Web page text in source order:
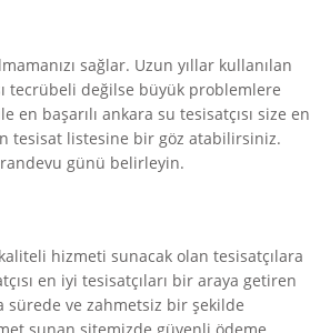
sağlar. Uzun yıllar kullanılan
tecrübeli değilse büyük problemlere
başarılı ankara su tesisatçısı size en
tesisat listesine bir göz atabilirsiniz.
günü belirleyin.
hizmeti sunacak olan tesisatçılara
en iyi tesisatçıları bir araya getiren
sürede ve zahmetsiz bir şekilde